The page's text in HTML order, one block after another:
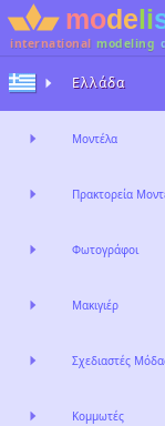
international modeling
Ελλάδα
Μοντέλα
Πρακτορεία
Φωτογράφοι
Μακιγιέρ
Σχεδιαστές
Κομμωτές